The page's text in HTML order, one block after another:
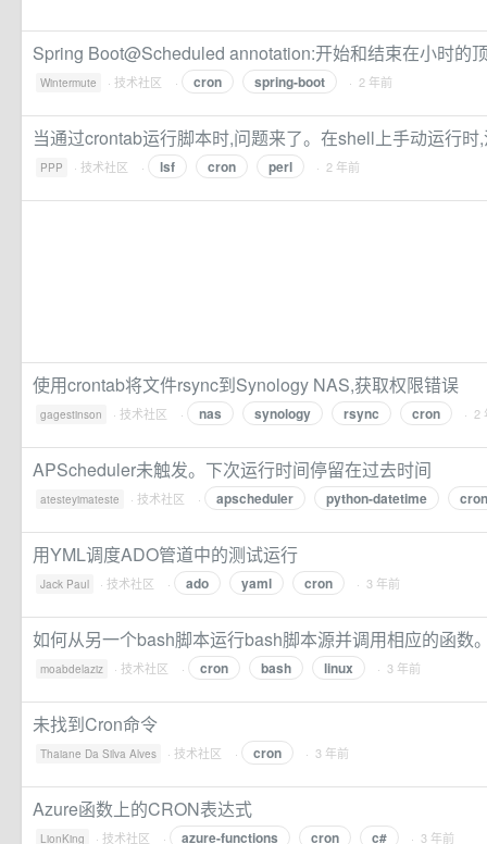
Spring Boot@Scheduled annotation:开始和结束在小时的
Wintermute · 技术社区 · cron spring-boot · 2 年前
当通过crontab运行脚本时,问题来了。在shell上手动运行时
PPP · 技术社区 · lsf cron perl · 2 年前
使用crontab将文件rsync到Synology NAS,获取权限错误
gagestinson · 技术社区 · nas synology rsync cron · 2
APScheduler未触发。下次运行时间停留在过去时间
atesteyimateste · 技术社区 · apscheduler python-datetime cron
用YML调度ADO管道中的测试运行
Jack Paul · 技术社区 · ado yaml cron · 3 年前
如何从另一个bash脚本运行bash脚本源并调用相应的函数
moabdelaziz · 技术社区 · cron bash linux · 3 年前
未找到Cron命令
Thaiane Da Silva Alves · 技术社区 · cron · 3 年前
Azure函数上的CRON表达式
LionKing · 技术社区 · azure-functions cron c# · 3 年前